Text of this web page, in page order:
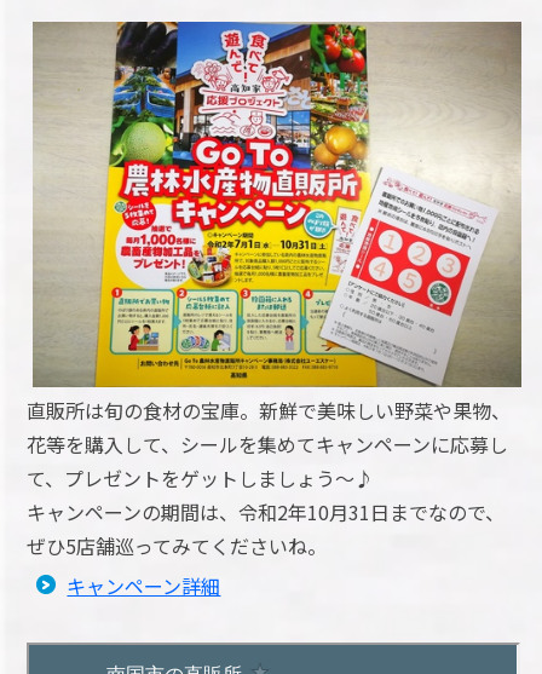
直販所は旬の食材の宝庫。新鮮で美味しい野菜や果物、
花等を購入して、シールを集めてキャンペーンに応募し
て、プレゼントをゲットしましょう～♪
キャンペーンの期間は、令和2年10月31日までなので、
ぜひ5店舗巡ってみてくださいね。
キャンペーン詳細